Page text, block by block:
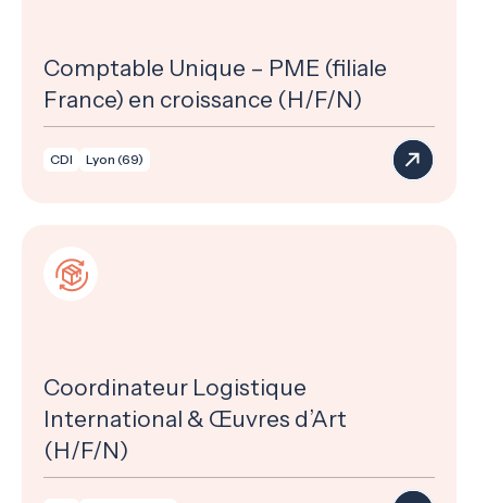
Comptable Unique – PME (filiale
France) en croissance (H/F/N)
CDI Lyon (69)
Coordinateur Logistique
International & Œuvres d’Art
(H/F/N)